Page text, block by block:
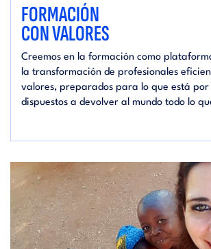
FORMACIÓN
CON VALORES
Creemos en la formación como
la transformación de profesionales
valores, preparados para lo que está
dispuestos a devolver al mundo todo lo